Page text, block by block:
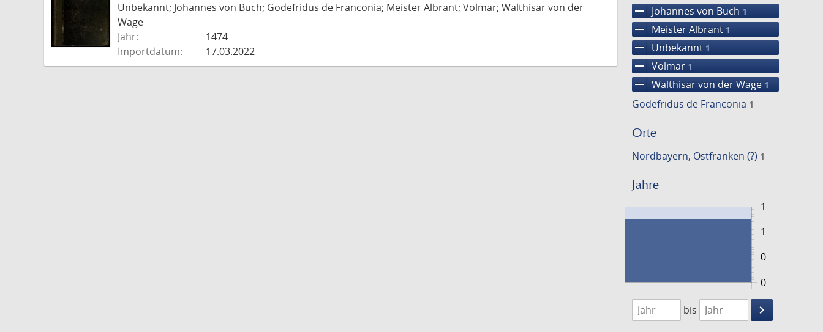
remove Johannes von Buch 1
remove Meister Albrant 1
remove Unbekannt 1
remove Volmar 1
remove Walthisar von der Wage 1
Godefridus de Franconia 1
Orte
Nordbayern, Ostfranken (?) 1
Jahre
0
1
0
1
1474
1475
bis
keyboard_arrow_right
Suche
Unbekannt; Johannes von Buch; Godefridus de Franconia; Meister Albrant; Volmar; Walthisar von der
Wage
Jahr:
1474
Importdatum:
17.03.2022